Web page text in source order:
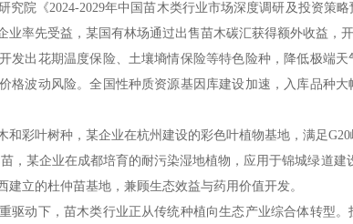
院《2024-2029年中国苗木类行业市场深度调研及投资策略
业率先受益，某国有林场通过出售苗木碳汇获得额外收益，开
出花期温度保险、土壤墒情保险等特色险种，降低极端天
格波动风险。全国性种质资源基因库建设加速，入库品种
彩叶树种，某企业在杭州建设的彩色叶植物基地，满足G20
，某企业在成都培育的耐污染湿地植物，应用于锦城绿道建
建立的杜仲苗基地，兼顾生态效益与药用价值开发。
动下，苗木类行业正从传统种植向生态产业综合体转型。